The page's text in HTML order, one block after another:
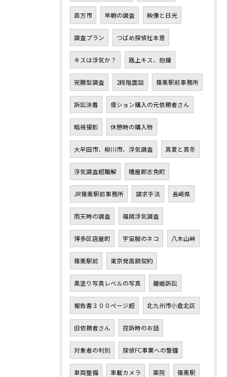
直方市 早朝の調査 映像と日光
調査プラン つばめ探偵社本意
キスは浮気か？ 路上キス、抱擁
完勝型調査 2段階面談 篠栗駅前事務所
訴訟決着 億ション購入の元依頼者さん
暗視撮影 休憩時の購入物
大牟田市、柳川市、浮気調査 真夏と真冬
浮気調査超難解 糟屋郡志免町
JR篠栗駅前事務所 請求手法 長崎県
雨天時の調査 福岡浮気調査
博多区店屋町 宇宙服のネコ 八木山峠
篠栗駅前 東京発高額契約
黒塗り写真レベルの写真 離婚訴訟
報告書３００ページ超 北九州市小倉北区
旧依頼者さん 控訴時のお話
対象者の判別 探偵FC事業への警鐘
車両整備 車載カメラ 薬院 篠栗駅